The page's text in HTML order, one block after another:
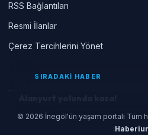
RSS Bağlantıları
Resmi İlanlar
Çerez Tercihlerini Yönet
© 2026 İnegöl'ün yaşam portalı Tüm
:
SIRADAKİ HABER